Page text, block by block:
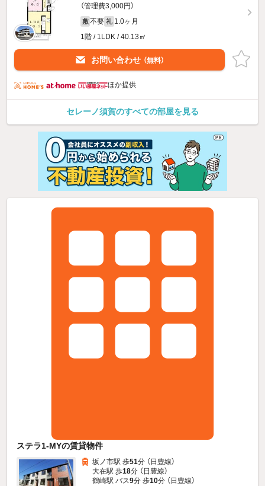
（管理費3,000円）
敷 不要 礼 1.0ヶ月
1階 / 1LDK / 40.13㎡
お問い合わせ （無料）
ほか提供
セレーノ須賀のすべての部屋を見る
ステラ1-MYの賃貸物件
坂ノ市駅 歩51分 （日豊線）
大在駅 歩18分 （日豊線）
鶴崎駅 バス9分 歩10分 （日豊線）